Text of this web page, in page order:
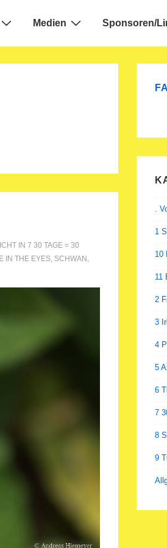
Medien Sponsoren/
IN 7 30 TAGE = 30
IN THE EYES, SCHWAN ,
.
1
10
11
2
3
4
5
6
7
8
9